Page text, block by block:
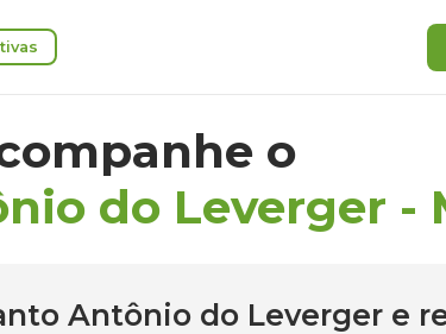
o
do Leverger -
Antônio do Leverger e